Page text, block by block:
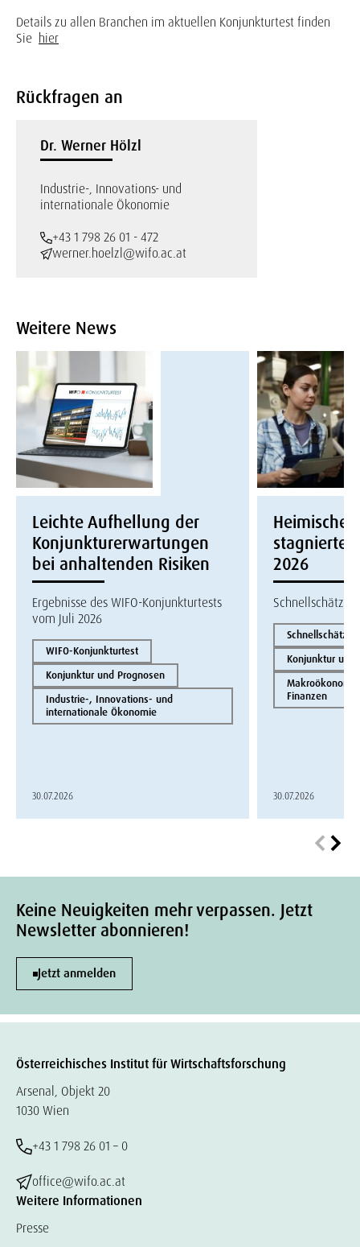
Details zu allen Branchen im aktuellen Konjunkturtest finden
Sie hier
Rückfragen an
Dr. Werner Hölzl
Industrie-, Innovations- und
internationale Ökonomie
+43 1 798 26 01 - 472
werner.hoelzl@wifo.ac.at
Weitere News
Leichte Aufhellung der
Konjunkturerwartungen
bei anhaltenden Risiken
Ergebnisse des WIFO-Konjunkturtests
vom Juli 2026
WIFO-Konjunkturtest
Konjunktur und Prognosen
Industrie-, Innovations- und
internationale Ökonomie
30.07.2026
Heimische
stagnierte
2026
Konjunktur und
Finanzen
30.07.2026
Keine Neuigkeiten mehr verpassen. Jetzt
Newsletter abonnieren!
Jetzt anmelden
Österreichisches Institut für Wirtschaftsforschung
Arsenal, Objekt 20
1030 Wien
+43 1 798 26 01 – 0
office@wifo.ac.at
Weitere Informationen
Presse